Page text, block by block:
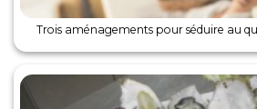
Trois aménagements pour séduire au